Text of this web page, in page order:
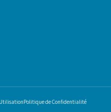
Politique de Confidentialité